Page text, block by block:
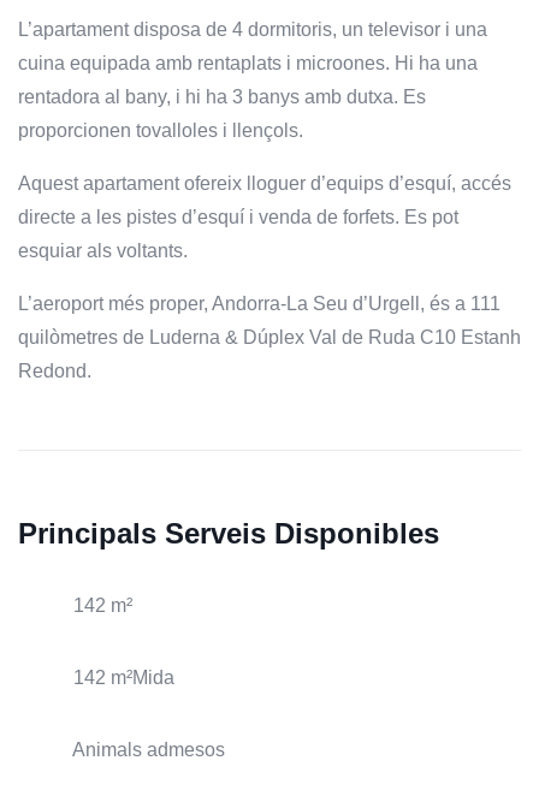
L’apartament disposa de 4 dormitoris, un televisor i una
cuina equipada amb rentaplats i microones. Hi ha una
rentadora al bany, i hi ha 3 banys amb dutxa. Es
proporcionen tovalloles i llençols.
Aquest apartament ofereix lloguer d’equips d’esquí, accés
directe a les pistes d’esquí i venda de forfets. Es pot
esquiar als voltants.
L’aeroport més proper, Andorra-La Seu d’Urgell, és a 111
quilòmetres de Luderna & Dúplex Val de Ruda C10 Estanh
Redond.
Principals Serveis Disponibles
142 m²
142 m²Mida
Animals admesos